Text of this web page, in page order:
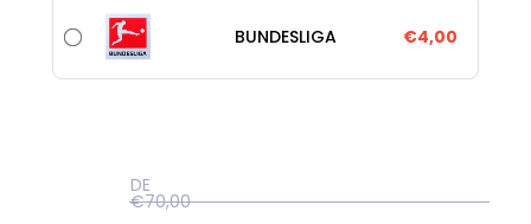
BUNDESLIGA €4,00
DE
€70,00